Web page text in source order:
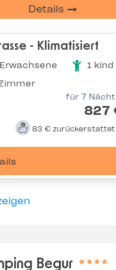
Details
- Klimatisiert
1 kind
für 7
827
83 € zurückerstattet
Begur